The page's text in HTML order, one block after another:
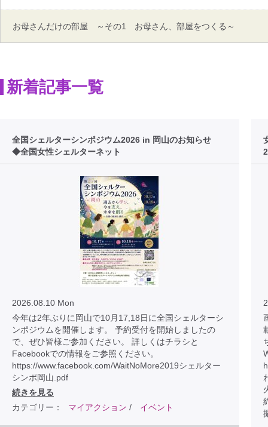
お母さんだけの部屋 ～その1 お母さん、部屋をつくる～
新着記事一覧
全国シェルターシンポジウム2026 in 岡山のお知らせ
◆全国女性シェルターネット
2026.08.10 Mon
今年は2年ぶりに岡山で10月17,18日に全国シェルターシ
ンポジウムを開催します。 予約受付を開始しましたの
で、ぜひ皆様ご参加ください。 詳しくはチラシと
Facebookでの情報をご参照ください。
https://www.facebook.com/WaitNoMore2019シェルター
シンポ岡山.pdf
続きを見る
カテゴリー：
マイアクション / イベント